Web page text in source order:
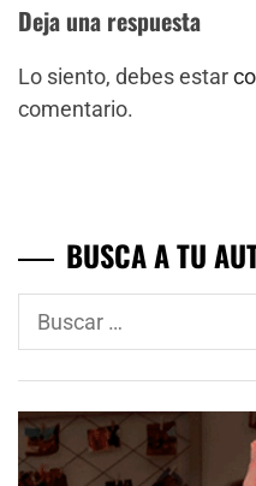
Deja una respuesta
Lo siento, debes estar
comentario.
BUSCA A TU
Buscar: